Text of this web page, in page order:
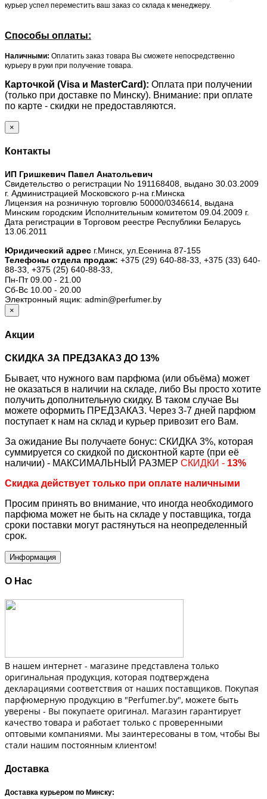
курьер успел переместить ваш заказ со склада к менеджеру.
Способы оплаты:
Наличными: Оплатить заказ товара Вы сможете непосредственно
курьеру в руки при получение товара.
Карточкой (Visa и MasterCard): Оплата при получении
(только при доставке по Минску). Внимание: при оплате
по карте - скидки не предоставляются.
×
Контакты
ИП Гришкевич Павел Анатольевич
Свидетельство о регистрации No 191168408, выдано 30.03.2009
г. Администрацией Московского р-на г.Минска
Лицензия на розничную торговлю 50000/0346614, выдана
Минским городским Исполнительным комитетом 09.04.2009 г.
Дата регистрации в Торговом реестре Республики Беларусь
13.06.2011
Юридический адрес г.Минск, ул.Есенина 87-155
Телефоны отдела продаж: +375 (29) 640-88-33, +375 (33) 640-
88-33, +375 (25) 640-88-33,
Пн-Пт 09.00 - 21.00
Сб-Вс 10.00 - 20.00
Электронный ящик: admin@perfumer.by
×
Акции
СКИДКА ЗА ПРЕДЗАКАЗ ДО 13%
Бывает, что нужного вам парфюма (или объёма) может
не оказаться в наличии на складе, либо Вы просто хотите
получить дополнительную скидку. В таком случае Вы
можете оформить ПРЕДЗАКАЗ. Через 3-7 дней парфюм
поступает к нам на склад и курьер привозит его Вам.
За ожидание Вы получаете бонус: СКИДКА 3%, которая
суммируется со скидкой по дисконтной карте (при её
наличии) - МАКСИМАЛЬНЫЙ РАЗМЕР СКИДКИ - 13%
Скидка действует только при оплате наличными
Просим принять во внимание, что иногда необходимого
парфюма может не быть на складе у поставщика, тогда
сроки поставки могут растянуться на неопределенный
срок.
Информация
О Нас
В нашем интернет - магазине представлена только
оригинальная продукция, которая подтверждена
декларациями соответствия от наших поставщиков. Покупая
парфюмерную продукцию в "Perfumer.by", можете быть
уверены - Вы покупаете оригинал. Магазин гарантирует
качество товара и работает только с проверенными
оптовыми компаниями. Мы заинтересованы в том, чтобы Вы
стали нашим постоянным клиентом!
Доставка
Доставка курьером по Минску: